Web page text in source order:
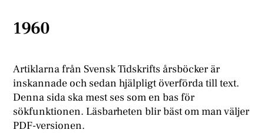
1960
Artiklarna från Svensk Tidskrifts årsböcker är
inskannade och sedan hjälpligt överförda till text.
Denna sida ska mest ses som en bas för
sökfunktionen. Läsbarheten blir bäst om man väljer
PDF-versionen.